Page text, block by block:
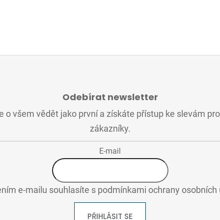
Odebírat newsletter
o všem vědět jako první a získáte přístup ke slevám
zákazníky.
E-mail
e-mailu souhlasíte s podmínkami ochrany osobních
PŘIHLÁSIT SE